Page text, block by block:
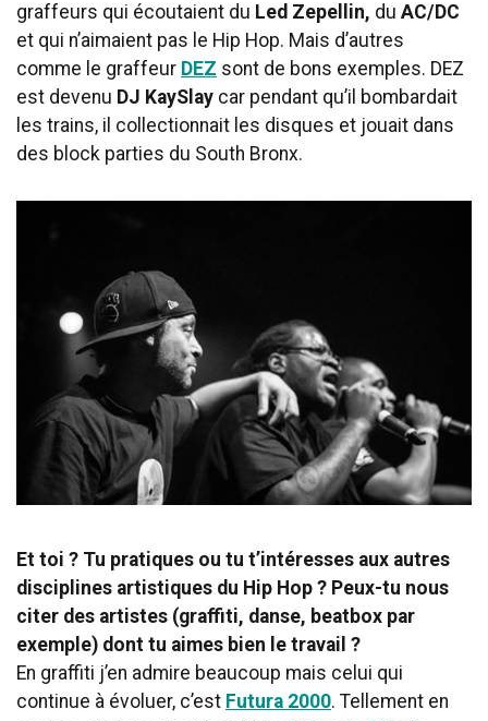
graffeurs qui écoutaient du Led Zepellin, du AC/DC
et qui n’aimaient pas le Hip Hop. Mais d’autres
comme le graffeur DEZ sont de bons exemples. DEZ
est devenu DJ KaySlay car pendant qu’il bombardait
les trains, il collectionnait les disques et jouait dans
des block parties du South Bronx.
Et toi ? Tu pratiques ou tu t’intéresses aux autres
disciplines artistiques du Hip Hop ? Peux-tu nous
citer des artistes (graffiti, danse, beatbox par
exemple) dont tu aimes bien le travail ?
En graffiti j’en admire beaucoup mais celui qui
continue à évoluer, c’est Futura 2000. Tellement en